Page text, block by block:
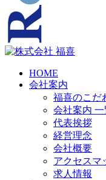
HOME
会社案内
福喜のこだ
会社案内 一
代表挨拶
経営理念
会社概要
アクセスマ
求人情報